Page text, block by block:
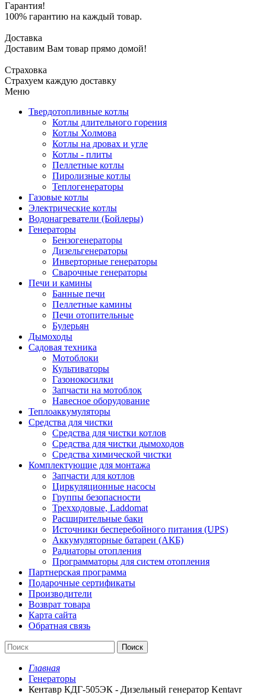
Гарантия!
100% гарантию на каждый товар.
Доставка
Доставим Вам товар прямо домой!
Страховка
Страхуем каждую доставку
Меню
Твердотопливные котлы
Котлы длительного горения
Котлы Холмова
Котлы на дровах и угле
Котлы - плиты
Пеллетные котлы
Пиролизные котлы
Теплогенераторы
Газовые котлы
Электрические котлы
Водонагреватели (Бойлеры)
Генераторы
Бензогенераторы
Дизельгенераторы
Инверторные генераторы
Сварочные генераторы
Печи и камины
Банные печи
Пеллетные камины
Печи отопительные
Булерьян
Дымоходы
Садовая техника
Мотоблоки
Культиваторы
Газонокосилки
Запчасти на мотоблок
Навесное оборудование
Теплоаккумуляторы
Средства для чистки
Средства для чистки котлов
Средства для чистки дымоходов
Средства химической чистки
Комплектующие для монтажа
Запчасти для котлов
Циркуляционные насосы
Группы безопасности
Трехходовые, Laddomat
Расширительные баки
Источники бесперебойного питания (UPS)
Аккумуляторные батареи (АКБ)
Радиаторы отопления
Программаторы для систем отопления
Партнерская программа
Подарочные сертификаты
Производители
Возврат товара
Карта сайта
Обратная связь
Поиск
Главная
Генераторы
Кентавр КДГ-505ЭК - Дизельный генератор Kentavr